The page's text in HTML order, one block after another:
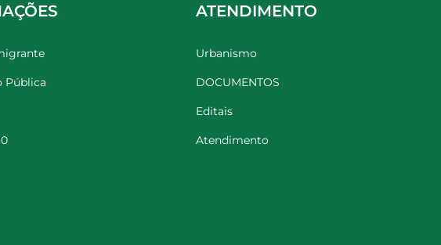
Pública
ATENDIMENTO
Urbanismo
DOCUMENTOS
Editais
Atendimento